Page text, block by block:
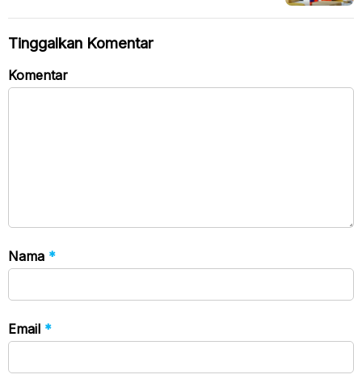
Tinggalkan Komentar
Komentar
Nama *
Email *